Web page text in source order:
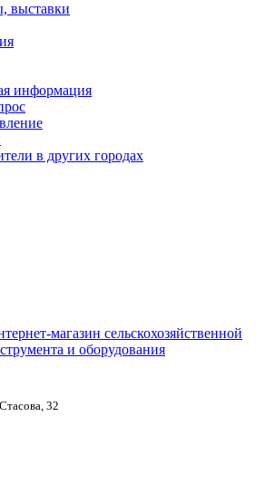
выставки
информация
в других городах
32